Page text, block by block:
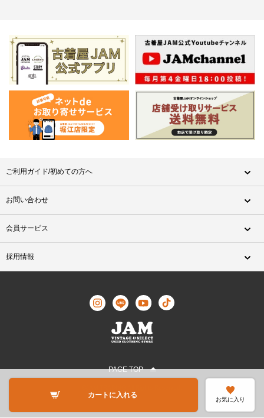
お気に入り
カートに入れる
ご利用ガイド/初めての方へ
お問い合わせ
会員サービス
採用情報
PAGE TOP